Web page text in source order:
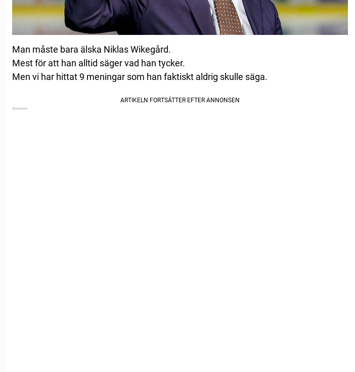
Man måste bara älska Niklas Wikegård.
Mest för att han alltid säger vad han tycker.
Men vi har hittat 9 meningar som han faktiskt aldrig skulle säga.